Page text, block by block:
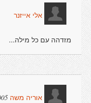
אלי אייזנר
מזדהה עם כל מילה...
אוריה משה